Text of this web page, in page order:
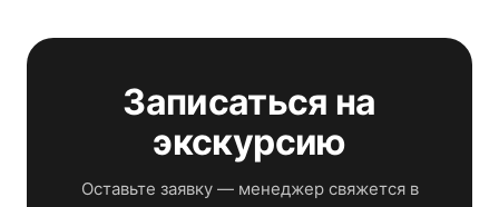
Записаться на
экскурсию
Оставьте заявку — менеджер свяжется в